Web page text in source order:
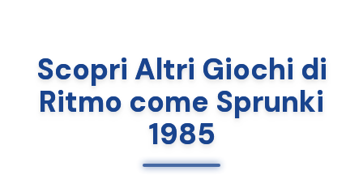
Scopri Altri Giochi di
Ritmo come Sprunki
1985